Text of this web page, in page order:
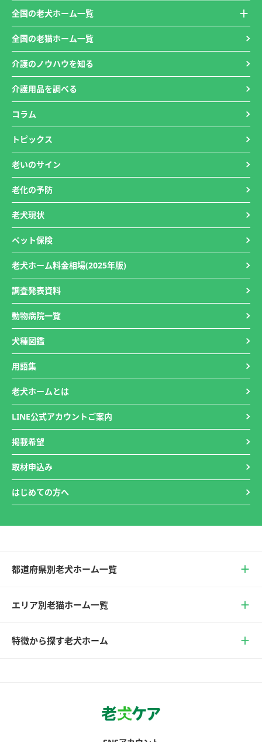
全国の老犬ホーム一覧
全国の老猫ホーム一覧
介護のノウハウを知る
介護用品を調べる
コラム
トピックス
老いのサイン
老化の予防
老犬現状
ペット保険
老犬ホーム料金相場(2025年版)
調査発表資料
動物病院一覧
犬種図鑑
用語集
老犬ホームとは
LINE公式アカウントご案内
掲載希望
取材申込み
はじめての方へ
都道府県別老犬ホーム一覧
エリア別老猫ホーム一覧
特徴から探す老犬ホーム